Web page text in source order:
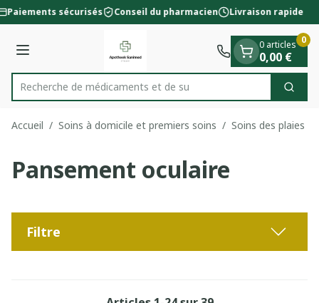
Aller au contenu
1 de 1
Paiements sécurisés Conseil du pharmacien Livraison rapide
Menu
Rechercher
Recherche
0 articles
0,00 €
0
Accueil / Soins à domicile et premiers soins / Soins des plaies
Pansement oculaire
Filtre